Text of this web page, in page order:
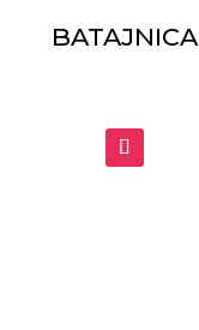
BATAJNICA